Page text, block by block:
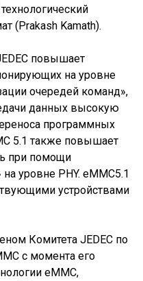
(Prakash Kamath).
повышает
на уровне
очередей команд»,
данных высокую
программных
5.1 также повышает
при помощи
уровне PHY. eMMC5.1
устройствами
Комитета JEDEC по
с момента его
eMMC,